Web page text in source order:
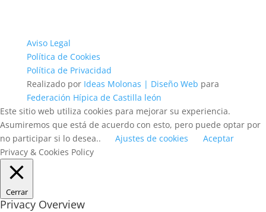
Aviso Legal
Política de Cookies
Política de Privacidad
Realizado por Ideas Molonas | Diseño Web para
Federación Hípica de Castilla león
Este sitio web utiliza cookies para mejorar su experiencia.
Asumiremos que está de acuerdo con esto, pero puede optar por
no participar si lo desea..
Ajustes de cookies
Aceptar
Privacy & Cookies Policy
Cerrar
Privacy Overview